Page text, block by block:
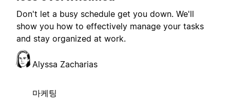
Don't let a busy schedule get you down. We'll
show you how to effectively manage your tasks
and stay organized at work.
Alyssa Zacharias
마케팅